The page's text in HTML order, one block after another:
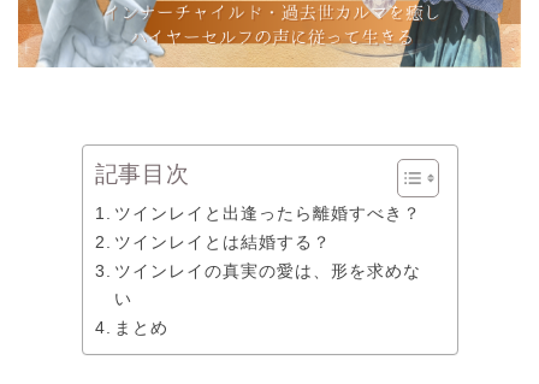
記事目次
ツインレイと出逢ったら離婚すべき？
ツインレイとは結婚する？
ツインレイの真実の愛は、形を求めな
い
まとめ